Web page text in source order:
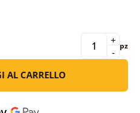
-
+ pz
AL CARRELLO